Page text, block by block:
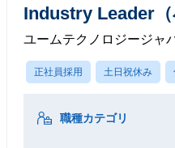
Industry Leader（
ユームテクノロジージャ
正社員採用 土日祝休み
職種カテゴリ